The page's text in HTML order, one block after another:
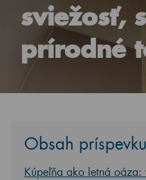
sviežosť,
prírodné
Obsah príspevku
Kúpeľňa ako letná oáza: